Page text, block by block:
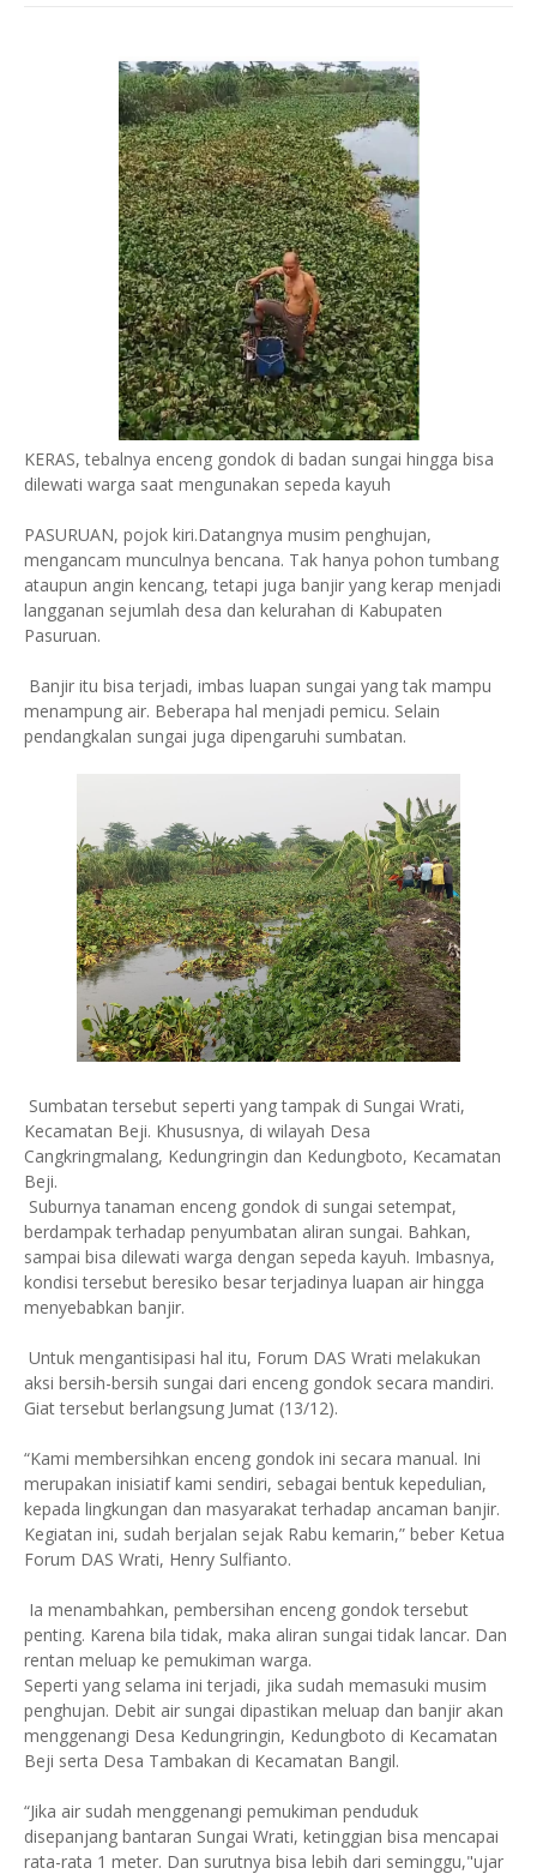
KERAS, tebalnya enceng gondok di badan sungai hingga bisa
dilewati warga saat mengunakan sepeda kayuh
PASURUAN, pojok kiri.Datangnya musim penghujan,
mengancam munculnya bencana. Tak hanya pohon tumbang
ataupun angin kencang, tetapi juga banjir yang kerap menjadi
langganan sejumlah desa dan kelurahan di Kabupaten
Pasuruan.
Banjir itu bisa terjadi, imbas luapan sungai yang tak mampu
menampung air. Beberapa hal menjadi pemicu. Selain
pendangkalan sungai juga dipengaruhi sumbatan.
Sumbatan tersebut seperti yang tampak di Sungai Wrati,
Kecamatan Beji. Khususnya, di wilayah Desa
Cangkringmalang, Kedungringin dan Kedungboto, Kecamatan
Beji.
Suburnya tanaman enceng gondok di sungai setempat,
berdampak terhadap penyumbatan aliran sungai. Bahkan,
sampai bisa dilewati warga dengan sepeda kayuh. Imbasnya,
kondisi tersebut beresiko besar terjadinya luapan air hingga
menyebabkan banjir.
Untuk mengantisipasi hal itu, Forum DAS Wrati melakukan
aksi bersih-bersih sungai dari enceng gondok secara mandiri.
Giat tersebut berlangsung Jumat (13/12).
“Kami membersihkan enceng gondok ini secara manual. Ini
merupakan inisiatif kami sendiri, sebagai bentuk kepedulian,
kepada lingkungan dan masyarakat terhadap ancaman banjir.
Kegiatan ini, sudah berjalan sejak Rabu kemarin,” beber Ketua
Forum DAS Wrati, Henry Sulfianto.
Ia menambahkan, pembersihan enceng gondok tersebut
penting. Karena bila tidak, maka aliran sungai tidak lancar. Dan
rentan meluap ke pemukiman warga.
Seperti yang selama ini terjadi, jika sudah memasuki musim
penghujan. Debit air sungai dipastikan meluap dan banjir akan
menggenangi Desa Kedungringin, Kedungboto di Kecamatan
Beji serta Desa Tambakan di Kecamatan Bangil.
“Jika air sudah menggenangi pemukiman penduduk
disepanjang bantaran Sungai Wrati, ketinggian bisa mencapai
rata-rata 1 meter. Dan surutnya bisa lebih dari seminggu,"ujar